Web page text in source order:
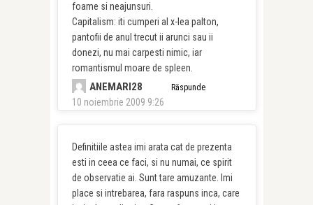
foame si neajunsuri.
Capitalism: iti cumperi al x-lea palton,
pantofii de anul trecut ii arunci sau ii
donezi, nu mai carpesti nimic, iar
romantismul moare de spleen.
ANEMARI28
10 noiembrie 2009 9:26
Răspunde
Definitiile astea imi arata cat de prezenta
esti in ceea ce faci, si nu numai, ce spirit
de observatie ai. Sunt tare amuzante. Imi
place si intrebarea, fara raspuns inca, care